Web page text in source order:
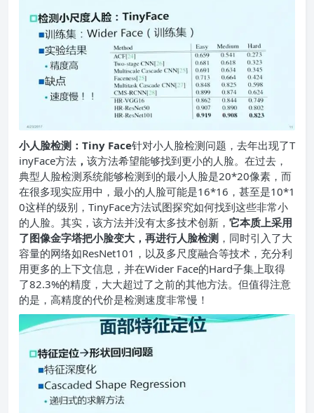
小人脸检测：Tiny Face针对小人脸检测问题，去年出现了T
inyFace方法 ， 该方法希望能够找到更小的人脸。在过去，
典型人脸检测系统能够检测到的最小人脸是20*20像素，而
在很多现实应用中，最小的人脸可能是16*16，甚至是10*1
0这样的级别，TinyFace方法试图探究如何找到这些非常小
的人脸。其实，该方法并没有太多技术创新， 它本质上采用
了图像金字塔把小脸变大，再进行人脸检测 ，同时引入了大
容量的网络如ResNet101，以及多尺度融合等技术，充分利
用更多的上下文信息，并在Wider Face的Hard子集上取得
了82.3%的精度，大大超过了之前的其他方法。但值得注意
的是，高精度的代价是检测速度非常慢！